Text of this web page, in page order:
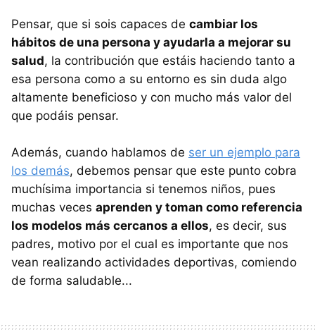
Pensar, que si sois capaces de cambiar los
hábitos de una persona y ayudarla a mejorar su
salud, la contribución que estáis haciendo tanto a
esa persona como a su entorno es sin duda algo
altamente beneficioso y con mucho más valor del
que podáis pensar.
Además, cuando hablamos de ser un ejemplo para
los demás, debemos pensar que este punto cobra
muchísima importancia si tenemos niños, pues
muchas veces aprenden y toman como referencia
los modelos más cercanos a ellos, es decir, sus
padres, motivo por el cual es importante que nos
vean realizando actividades deportivas, comiendo
de forma saludable...